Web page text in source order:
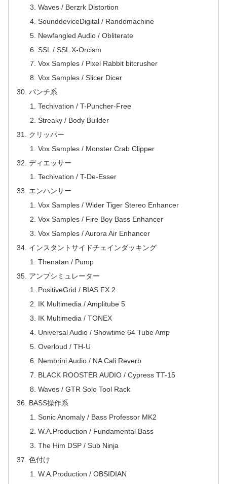
Waves / Berzrk Distortion
SounddeviceDigital / Randomachine
Newfangled Audio / Obliterate
SSL / SSL X-Orcism
Vox Samples / Pixel Rabbit bitcrusher
Vox Samples / Slicer Dicer
パンチ系
Techivation / T-Puncher-Free
Streaky / Body Builder
クリッパー
Vox Samples / Monster Crab Clipper
ディエッサー
Techivation / T-De-Esser
エンハンサー
Vox Samples / Wider Tiger Stereo Enhancer
Vox Samples / Fire Boy Bass Enhancer
Vox Samples / Aurora Air Enhancer
インスタントサイドチェインダッキング
Thenatan / Pump
アンプシミュレーター
PositiveGrid / BIAS FX 2
IK Multimedia / Amplitube 5
IK Multimedia / TONEX
Universal Audio / Showtime 64 Tube Amp
Overloud / TH-U
Nembrini Audio / NA Cali Reverb
BLACK ROOSTER AUDIO / Cypress TT-15
Waves / GTR Solo Tool Rack
BASS操作系
Sonic Anomaly / Bass Professor MK2
W.A.Production / Fundamental Bass
The Him DSP / Sub Ninja
色付け
W.A.Production / OBSIDIAN